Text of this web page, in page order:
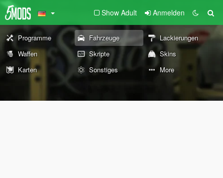
Show Adult Anmelden
Programme Fahrzeuge
Lackierungen
Waffen
Skripte
Skins
Karten
Sonstiges More